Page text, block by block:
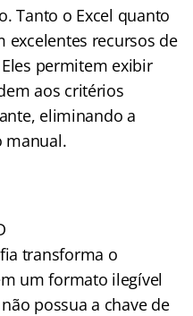
Tanto o Excel quanto
excelentes recursos de
Eles permitem exibir
aos critérios
eliminando a
manual.
transforma o
um formato ilegível
possua a chave de